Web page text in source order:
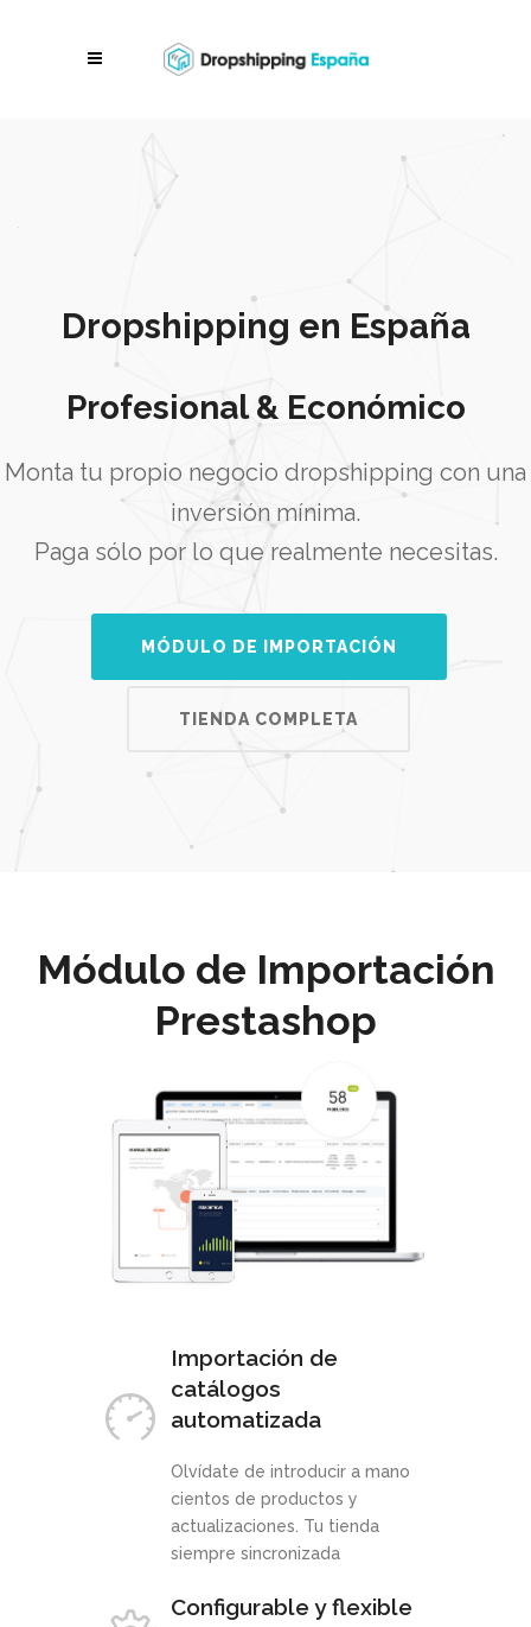
Dropshipping en España
Profesional & Económico
Monta tu propio negocio dropshipping con una
inversión mínima.
Paga sólo por lo que realmente necesitas.
MÓDULO DE IMPORTACIÓN
TIENDA COMPLETA
Módulo de Importación
Prestashop
Importación de
catálogos
automatizada
Olvídate de introducir a mano
cientos de productos y
actualizaciones. Tu tienda
siempre sincronizada
Configurable y flexible